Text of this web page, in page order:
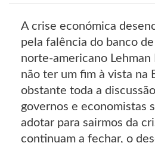
A crise económica
pela falência do banco
norte-americano
não ter um fim à vista na
obstante toda a
governos e economistas
adotar para sairmos da
continuam a fechar, o